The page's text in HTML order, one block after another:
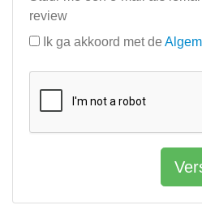
review
Ik ga akkoord met de